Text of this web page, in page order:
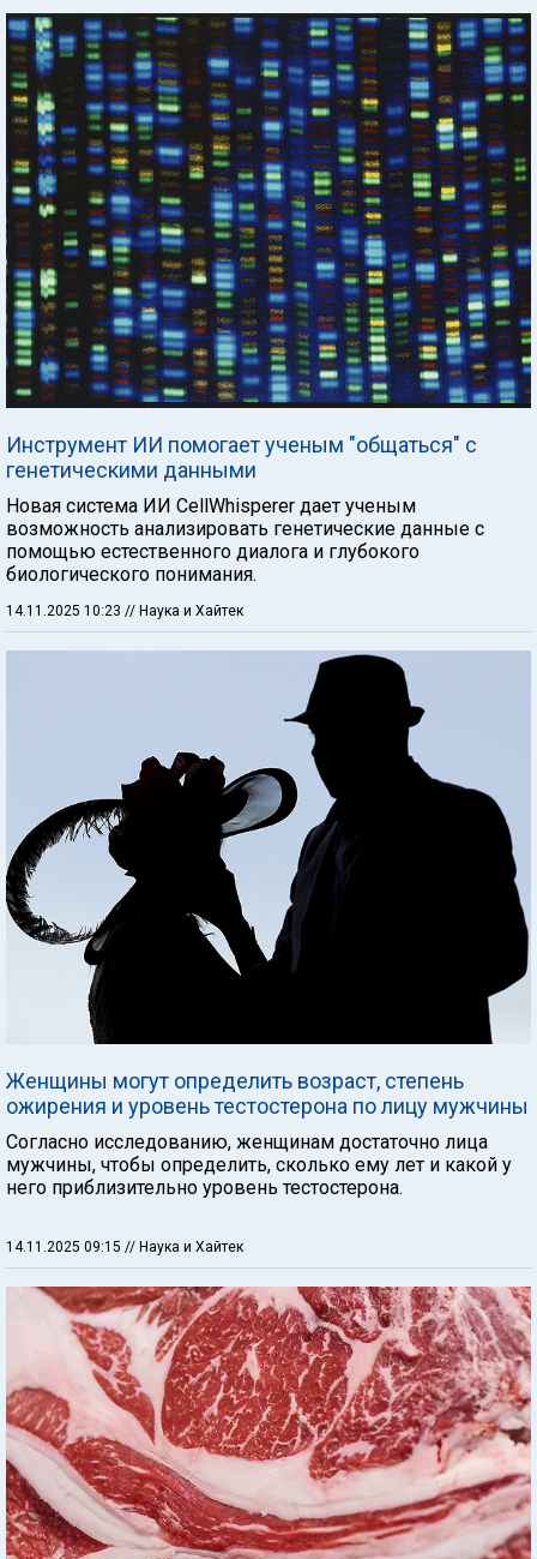
Инструмент ИИ помогает ученым "общаться" с
генетическими данными
Новая система ИИ CellWhisperer дает ученым
возможность анализировать генетические данные с
помощью естественного диалога и глубокого
биологического понимания.
14.11.2025 10:23 // Наука и Хайтек
Женщины могут определить возраст, степень
ожирения и уровень тестостерона по лицу мужчины
Согласно исследованию, женщинам достаточно лица
мужчины, чтобы определить, сколько ему лет и какой у
него приблизительно уровень тестостерона.
14.11.2025 09:15 // Наука и Хайтек